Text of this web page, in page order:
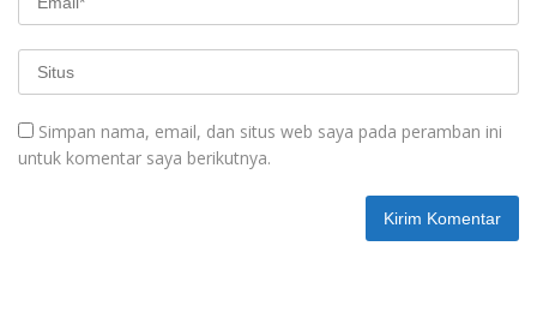
Simpan nama, email, dan situs web saya pada peramban ini
untuk komentar saya berikutnya.